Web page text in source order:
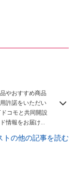
やおすすめ商品
許諾をいただい
コモと共同開設
情報をお届け。
トの他の記事を読む